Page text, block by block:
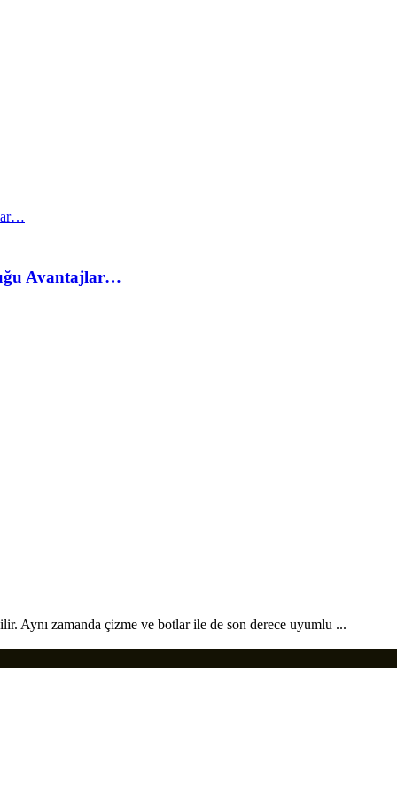
Avantajlar…
Aynı zamanda çizme ve botlar ile de son derece uyumlu ...